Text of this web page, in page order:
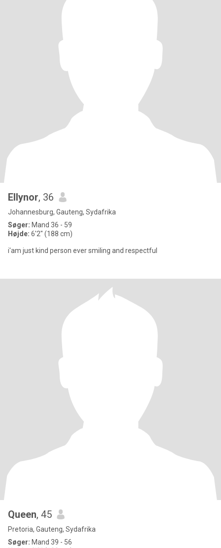
Ellynor, 36
Johannesburg, Gauteng, Sydafrika
Søger: Mand 36 - 59
Højde: 6'2" (188 cm)
i'am just kind person ever smiling and respectful
Queen, 45
Pretoria, Gauteng, Sydafrika
Søger: Mand 39 - 56